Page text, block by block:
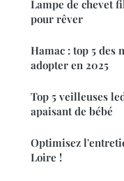
Lampe de chevet
pour rêver
Hamac : top 5 des
adopter en 2025
Top 5 veilleuses
apaisant de bébé
Optimisez
Loire !